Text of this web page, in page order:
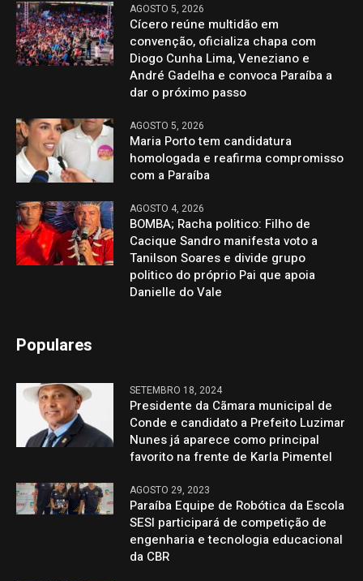
AGOSTO 5, 2026
Cícero reúne multidão em
convenção, oficializa chapa com
Diogo Cunha Lima, Veneziano e
André Gadelha e convoca Paraíba a
dar o próximo passo
AGOSTO 5, 2026
Maria Porto tem candidatura
homologada e reafirma compromisso
com a Paraíba
AGOSTO 4, 2026
BOMBA; Racha politico: Filho de
Cacique Sandro manifesta voto a
Tanilson Soares e divide grupo
politico do próprio Pai que apoia
Danielle do Vale
Populares
SETEMBRO 18, 2024
Presidente da Cãmara municipal de
Conde e candidato a Prefeito Luzimar
Nunes já aparece como principal
favorito na frente de Karla Pimentel
AGOSTO 29, 2023
Paraíba Equipe de Robótica da Escola
SESI participará de competição de
engenharia e tecnologia educacional
da CBR